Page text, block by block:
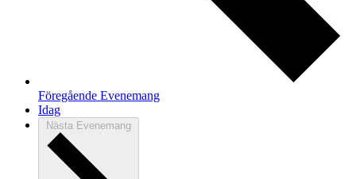
Föregående Evenemang
Idag
Nästa Evenemang